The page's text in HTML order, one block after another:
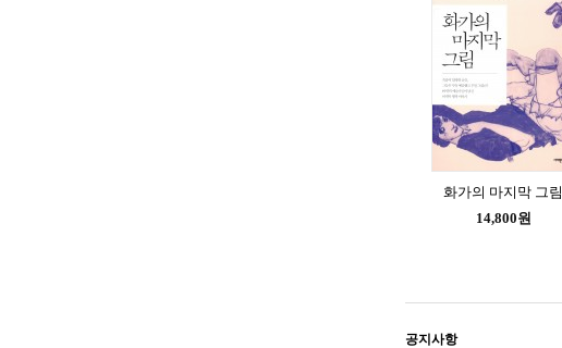
화가의 마지막 그림
14,800원
공지사항